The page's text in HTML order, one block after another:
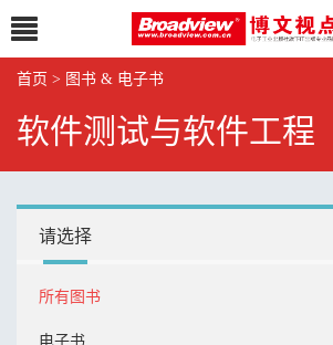
首页 > 图书 & 电子书
软件测试与软件工程
请选择
所有图书
电子书